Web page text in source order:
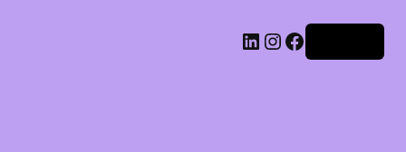
LinkedIn
Instagram
Facebook